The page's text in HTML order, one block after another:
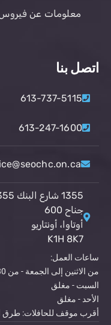
معلومات عن فيروس
اتصل بنا
613-737-5115
613-247-1600
1355 شارع البنك 1355
جناح 600
أوتاوا، أونتاريو
K1H 8K7
ساعات العمل:
من الاثنين إلى الجمعة - من 8:30 صباحاً إلى 4:30 مساءً
السبت - مغلق
الأحد - مغلق
أقرب موقف للحافلات: طرق